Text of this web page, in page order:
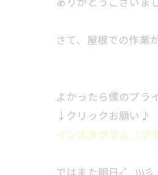
さて、屋根での作業
よかったら僕のプラ
↓クリックお願い♪
インスタグラム（プ